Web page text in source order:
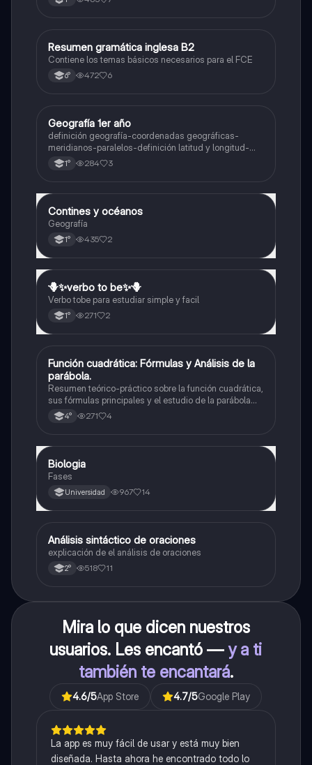
Inglés
Resumen gramática inglesa B2
Contiene los temas básicos necesarios para el FCE
6° 472 6
Geografía
Geografía 1er año
definición geografía-coordenadas geográficas-
meridianos-paralelos-definición latitud y longitud-
elementos del mapa-definición mapa-localización
relativa y absoluta
1° 284 3
Geografía
Contines y océanos
Geografía
1° 435 2
Inglés
🪻✨️verbo to be✨️🪻
Verbo tobe para estudiar simple y facil
1° 271 2
Matemáticas
Función cuadrática: Fórmulas y Análisis de la
parábola.
Resumen teórico-práctico sobre la función cuadrática,
sus fórmulas principales y el estudio de la parábola
como representación gráfica.Incluye desarrollo de la
forma general, cálculo de raíces, vértice y elementos
4° 271 4
Biología
Biologia
Fases
Universidad 967 14
Lengua
Análisis sintáctico de oraciones
explicación de el análisis de oraciones
2° 518 11
Mira lo que dicen nuestros
usuarios. Les encantó —y a ti
también te encantará.
4.6/5App Store 4.7/5Google Play
La app es muy fácil de usar y está muy bien
diseñada. Hasta ahora he encontrado todo lo